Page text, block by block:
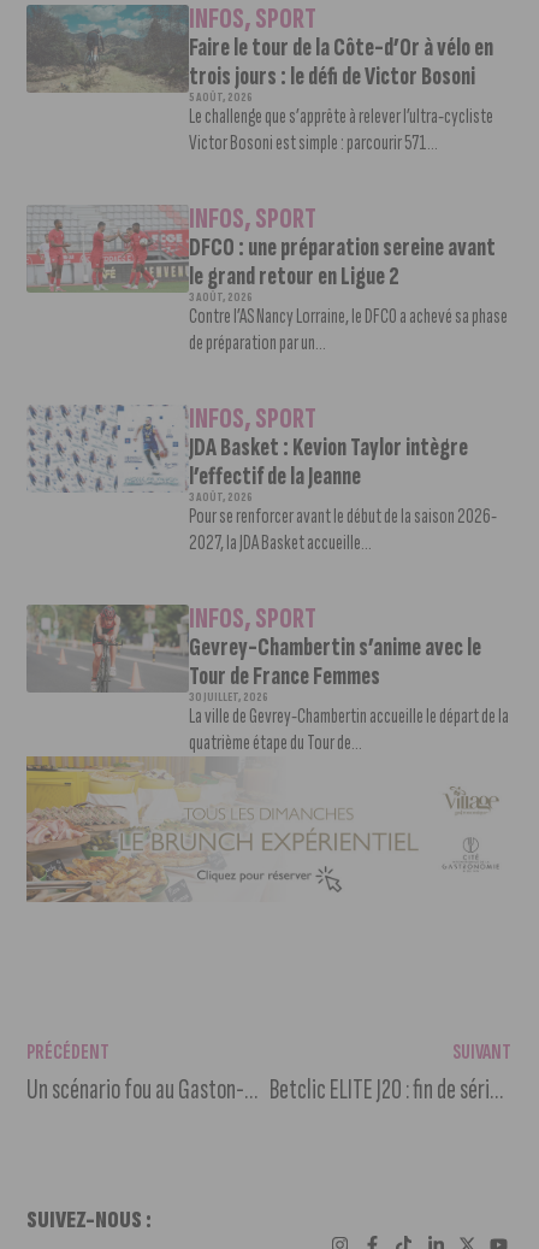
INFOS,SPORT
Faire le tour de la Côte-d’Or à vélo en
trois jours : le défi de Victor Bosoni
5 AOÛT, 2026
Le challenge que s’apprête à relever l’ultra-cycliste
Victor Bosoni est simple : parcourir 571...
INFOS,SPORT
DFCO : une préparation sereine avant
le grand retour en Ligue 2
3 AOÛT, 2026
Contre l’AS Nancy Lorraine, le DFCO a achevé sa phase
de préparation par un...
INFOS,SPORT
JDA Basket : Kevion Taylor intègre
l’effectif de la Jeanne
3 AOÛT, 2026
Pour se renforcer avant le début de la saison 2026-
2027, la JDA Basket accueille...
INFOS,SPORT
Gevrey-Chambertin s’anime avec le
Tour de France Femmes
30 JUILLET, 2026
La ville de Gevrey-Chambertin accueille le départ de la
quatrième étape du Tour de...
PRÉCÉDENT
Un scénario fou au Gaston-Gérard : le DFCO arrache un nul frustrant face à Caen (3-3)
SUIVANT
Betclic ELITE J20 : fin de série à domicile pour la JDA face au Limoges CSP
SUIVEZ-NOUS :